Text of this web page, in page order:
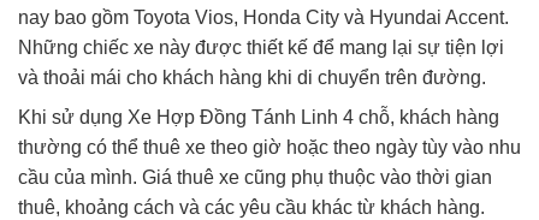
nay bao gồm Toyota Vios, Honda City và Hyundai Accent.
Những chiếc xe này được thiết kế để mang lại sự tiện lợi
và thoải mái cho khách hàng khi di chuyển trên đường.
Khi sử dụng Xe Hợp Đồng Tánh Linh 4 chỗ, khách hàng
thường có thể thuê xe theo giờ hoặc theo ngày tùy vào nhu
cầu của mình. Giá thuê xe cũng phụ thuộc vào thời gian
thuê, khoảng cách và các yêu cầu khác từ khách hàng.